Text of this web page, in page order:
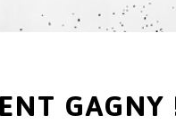
GAGNY